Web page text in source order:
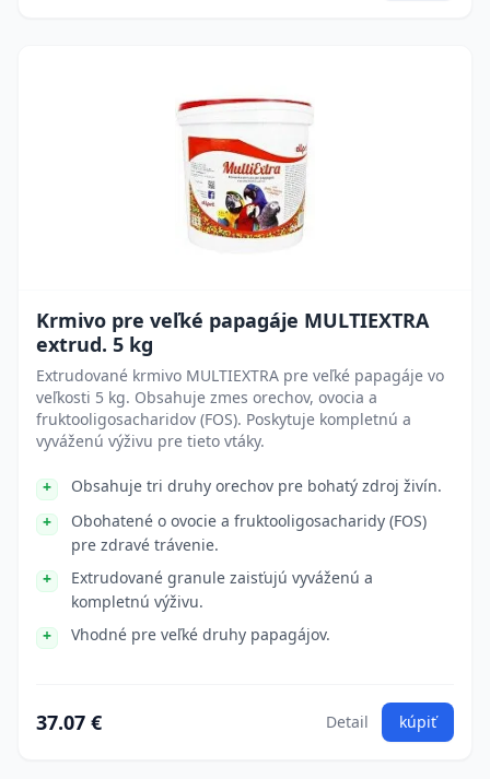
Krmivo pre veľké papagáje MULTIEXTRA
extrud. 5 kg
Extrudované krmivo MULTIEXTRA pre veľké papagáje vo
veľkosti 5 kg. Obsahuje zmes orechov, ovocia a
fruktooligosacharidov (FOS). Poskytuje kompletnú a
vyváženú výživu pre tieto vtáky.
Obsahuje tri druhy orechov pre bohatý zdroj živín.
Obohatené o ovocie a fruktooligosacharidy (FOS)
pre zdravé trávenie.
Extrudované granule zaisťujú vyváženú a
kompletnú výživu.
Vhodné pre veľké druhy papagájov.
37.07 € Detail kúpiť